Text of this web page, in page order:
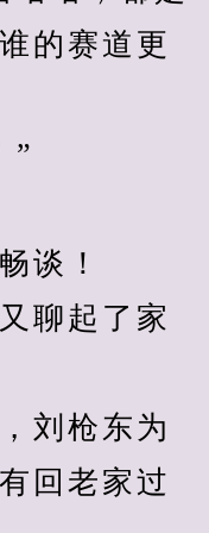
的赛道更
”
谈！
聊起了家
刘枪东为
回老家过